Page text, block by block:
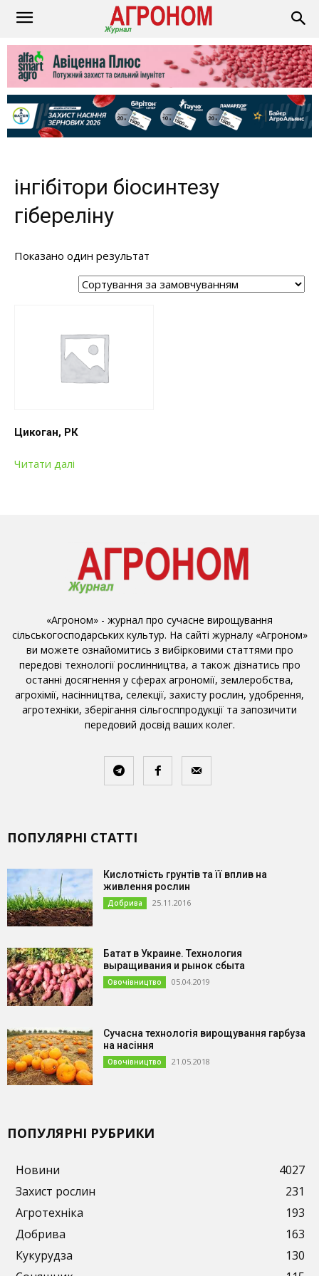
інгібітори біосинтезу
гібереліну
Показано один результат
Цикоган, РК
Читати далі
«Агроном» - журнал про сучасне вирощування
сільськогосподарських культур. На сайті журналу «Агроном»
ви можете ознайомитись з вибірковими статтями про
передові технології рослинництва, а також дізнатись про
останні досягнення у сферах агрономії, землеробства,
агрохімії, насінництва, селекції, захисту рослин, удобрення,
агротехніки, зберігання сільгосппродукції та запозичити
передовий досвід ваших колег.
ПОПУЛЯРНІ СТАТТІ
Кислотність грунтів та її вплив на
живлення рослин
Добрива 25.11.2016
Батат в Украине. Технология
выращивания и рынок сбыта
Овочівництво 05.04.2019
Сучасна технологія вирощування гарбуза
на насіння
Овочівництво 21.05.2018
ПОПУЛЯРНІ РУБРИКИ
Новини
4027
Захист рослин
231
Агротехніка
193
Добрива
163
Кукурудза
130